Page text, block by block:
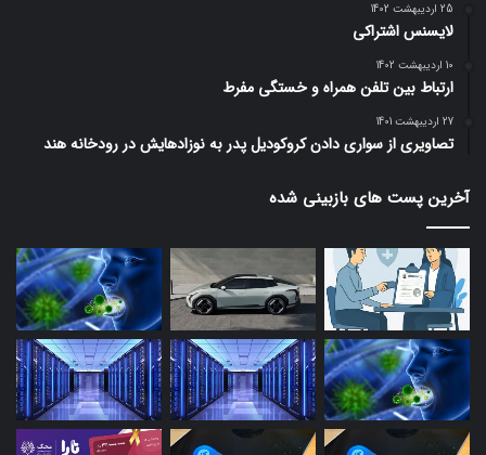
25 اردیبهشت 1402
لایسنس اشتراکی
10 اردیبهشت 1402
ارتباط بین تلفن همراه و خستگی مفرط
27 اردیبهشت 1401
تصاویری از سواری دادن کروکودیل پدر به نوزادهایش در رودخانه هند
آخرین پست های بازبینی شده